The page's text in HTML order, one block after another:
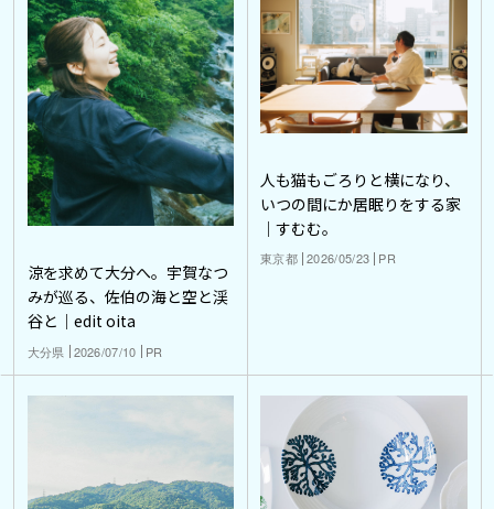
涼を求めて大分へ。宇賀なつ
みが巡る、佐伯の海と空と渓
谷と｜edit oita
大分県 2026/07/10 PR
人も猫もごろりと横になり、
いつの間にか居眠りをする家
｜すむむ。
東京都 2026/05/23 PR